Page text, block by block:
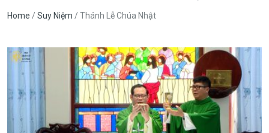
Breadcrumb
Home Suy Niệm Thánh Lễ Chúa Nhật